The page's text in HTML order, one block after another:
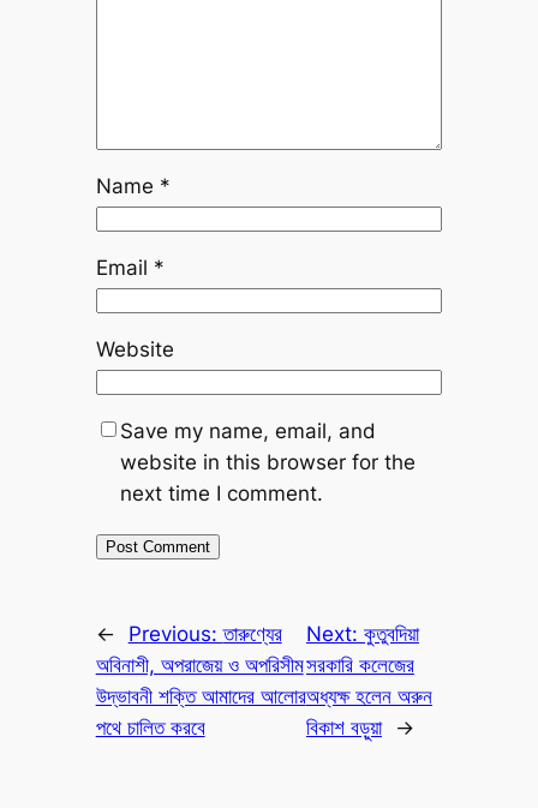
Name *
Email *
Website
Save my name, email, and
website in this browser for the
next time I comment.
← Previous:তারুণ্যের
অবিনাশী, অপরাজেয় ও অপরিসীম
উদ্ভাবনী শক্তি আমাদের আলোর
পথে চালিত করবে
Next: কুতুবদিয়া
সরকারি কলেজের
অধ্যক্ষ হলেন অরুন
বিকাশ বড়ুয়া
→